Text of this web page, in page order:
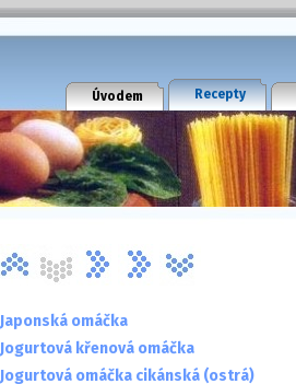
Úvodem Recepty
Japonská omáčka
Jogurtová křenová omáčka
Jogurtová omáčka cikánská (ostrá)